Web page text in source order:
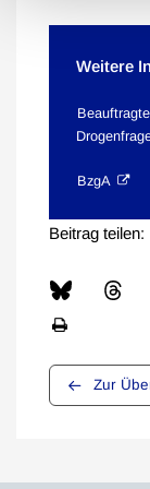
Weitere
BzgA
Beitrag teilen:
Zur